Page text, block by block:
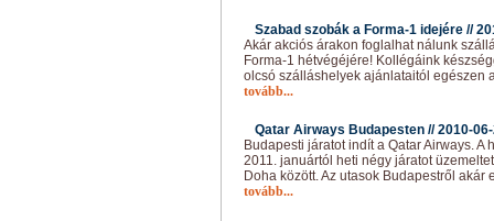
Szabad szobák a Forma-1 idejére //
Akár akciós árakon foglalhat nálunk
Forma-1 hétvégéjére! Kollégáink
olcsó szálláshelyek ajánlataitól egészen
tovább...
Qatar Airways Budapesten //2010-
Budapesti járatot indít a Qatar Airways.
2011. januártól heti négy járatot
Doha között. Az utasok Budapestről akár
tovább...